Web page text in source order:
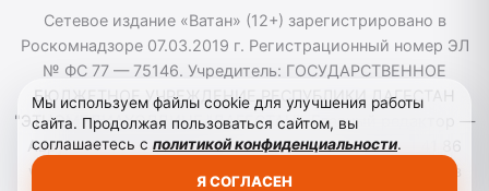
Сетевое издание «Ватан» (12+) зарегистрировано в
Роскомнадзоре 07.03.2019 г. Регистрационный номер ЭЛ
№ ФС 77 — 75146. Учредитель: ГОСУДАРСТВЕННОЕ
БЮДЖЕТНОЕ УЧРЕЖДЕНИЕ РЕСПУБЛИКИ ДАГЕСТАН
"ЭТНОМЕДИАХОЛДИНГ "ДАГЕСТАН". Главный редактор —
Аврумов Моисей Давидович, Телефон: +7964 004 41 86
vatan@etnomediadag.ru При использовании материалов
Мы используем файлы cookie для улучшения работы
сайта. Продолжая пользоваться сайтом, вы
соглашаетесь с политикой конфиденциальности.
Я СОГЛАСЕН